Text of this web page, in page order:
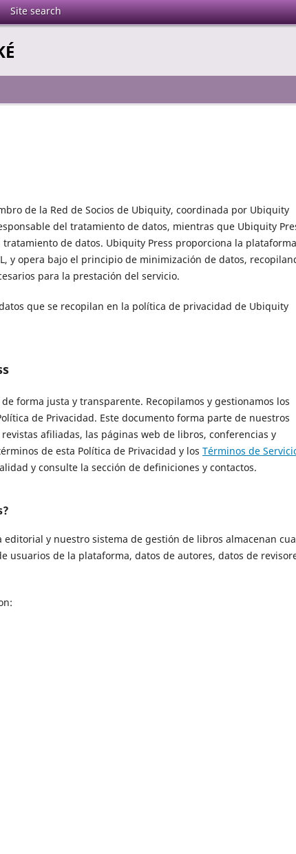
Site search
de la Red de Socios de Ubiquity, coordinada por Ubiquity
del tratamiento de datos, mientras que Ubiquity
de datos. Ubiquity Press proporciona la plataforma
y opera bajo el principio de minimización de datos,
para la prestación del servicio.
que se recopilan en la política de privacidad de Ubiquity
forma justa y transparente. Recopilamos y gestionamos los
de Privacidad. Este documento forma parte de nuestros
afiliadas, las páginas web de libros, conferencias y
de esta Política de Privacidad y los Términos de
y consulte la sección de definiciones y contactos.
y nuestro sistema de gestión de libros almacenan
usuarios de la plataforma, datos de autores, datos de